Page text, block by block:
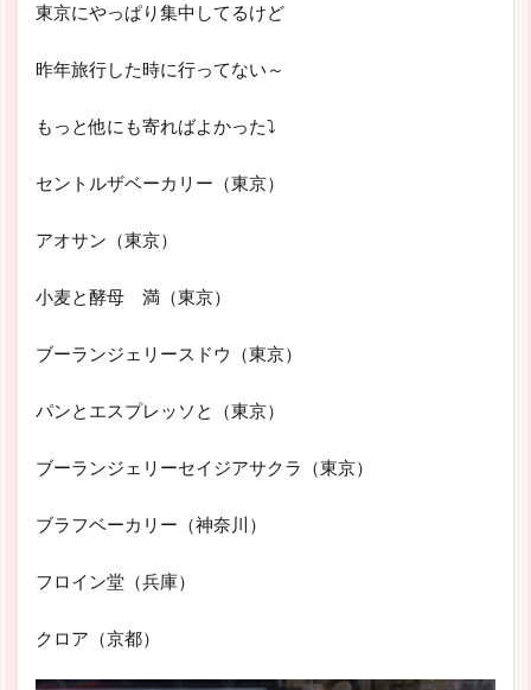
東京にやっぱり集中してるけど
昨年旅行した時に行ってない～
もっと他にも寄ればよかった⤵
セントルザベーカリー（東京）
アオサン（東京）
小麦と酵母 満（東京）
ブーランジェリースドウ（東京）
パンとエスプレッソと（東京）
ブーランジェリーセイジアサクラ（東京）
ブラフベーカリー（神奈川）
フロイン堂（兵庫）
クロア（京都）